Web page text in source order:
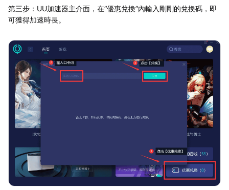
第三步：UU加速器主介面，在“優惠兌換”內輸入剛剛的兌換碼，即
可獲得加速時長。